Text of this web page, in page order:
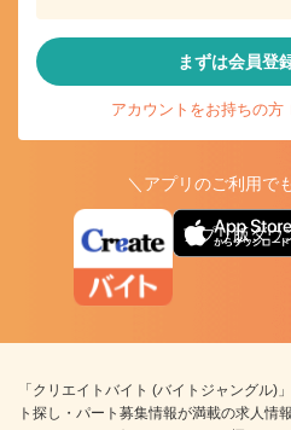
まずは会員登
アカウントをお持ちの方
＼アプリのご利用で
アプリ版ダウ
「クリエイトバイト (バイトジャングル)
ト探し・パート募集情報が満載の求人情